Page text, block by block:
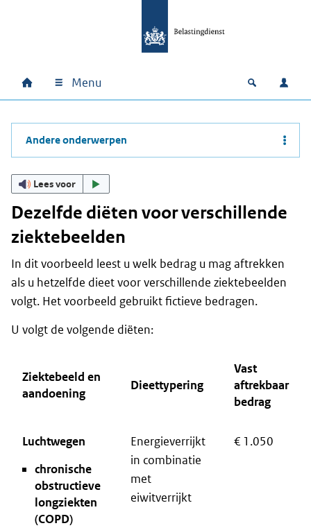
Hoofdnavigatie
Home Menu Open
Andere onderwerpen
Lees voor
Dezelfde diëten voor verschillende
ziektebeelden
In dit voorbeeld leest u welk bedrag u mag aftrekken
als u hetzelfde dieet voor verschillende ziektebeelden
volgt. Het voorbeeld gebruikt fictieve bedragen.
U volgt de volgende diëten:
Ziektebeeld en
aandoening
Dieettypering
Vast
aftrekbaar
bedrag
Luchtwegen
chronische
obstructieve
longziekten
(COPD)
Energieverrijkt
in combinatie
met
eiwitverrijkt
€ 1.050